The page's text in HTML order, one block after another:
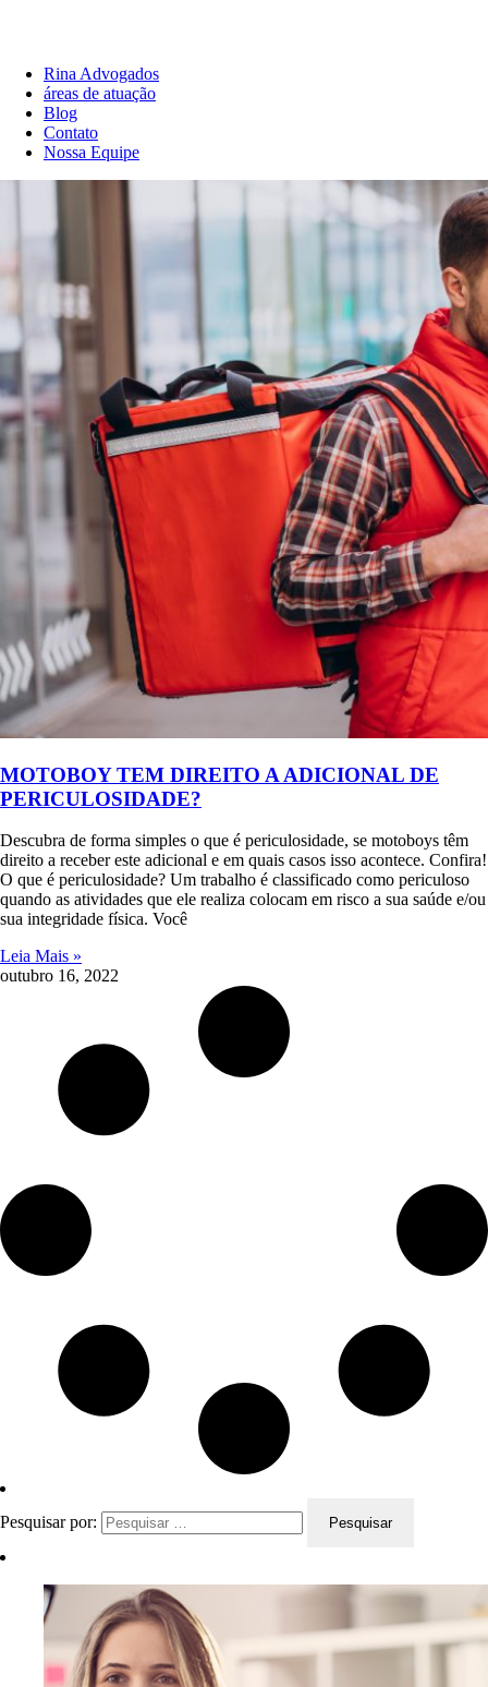
Rina Advogados
áreas de atuação
Blog
Contato
Nossa Equipe
MOTOBOY TEM DIREITO A ADICIONAL DE
PERICULOSIDADE?
Descubra de forma simples o que é periculosidade, se motoboys têm
direito a receber este adicional e em quais casos isso acontece. Confira!
O que é periculosidade? Um trabalho é classificado como periculoso
quando as atividades que ele realiza colocam em risco a sua saúde e/ou
sua integridade física. Você
Leia Mais »
outubro 16, 2022
Pesquisar por: